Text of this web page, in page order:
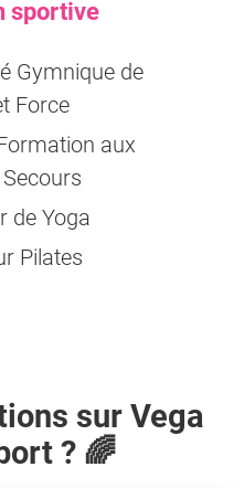
sportive
Gymnique de
Force
aux
de Yoga
Pilates
sur Vega
? 🌈